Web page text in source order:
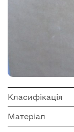
Класифікація
Матеріал